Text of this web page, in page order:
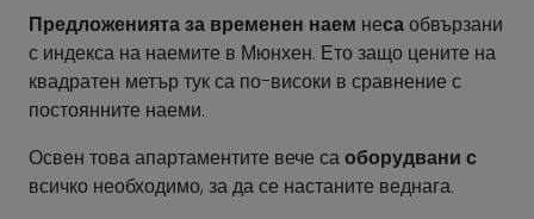
Предложенията за временен наем несаобвързани
с индекса на наемите в Мюнхен. Ето защо цените на
квадратен метър тук са по-високи в сравнение с
постоянните наеми.
Освен това апартаментите вече саоборудвани с
всичко необходимо, за да се настаните веднага.